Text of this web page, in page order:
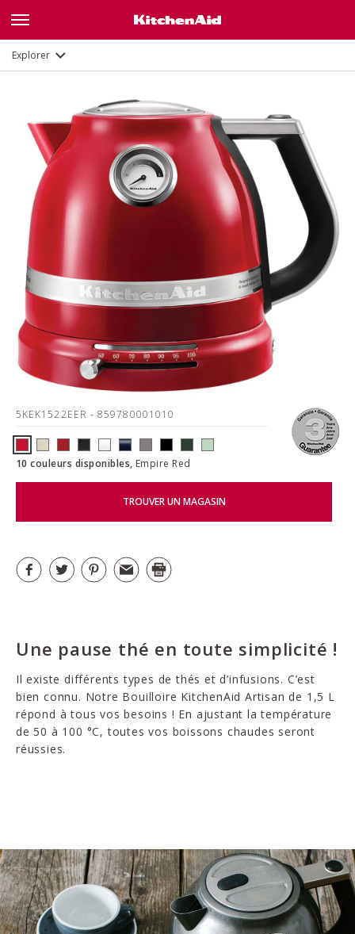
ExplorerGalerie
5KEK1522EER - 859780001010
10 couleurs disponibles, Empire Red
TROUVER UN MAGASIN
Une pause thé en toute simplicité !
Il existe différents types de thés et d’infusions. C’est
bien connu. Notre Bouilloire KitchenAid Artisan de 1,5 L
répond à tous vos besoins ! En ajustant la température
de 50 à 100 °C, toutes vos boissons chaudes seront
réussies.